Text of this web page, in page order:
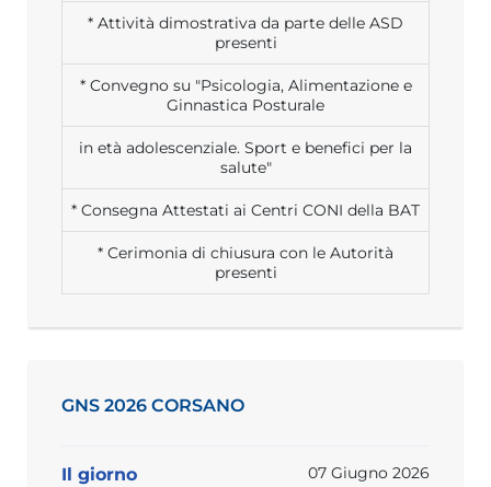
* Attività dimostrativa da parte delle ASD
presenti
* Convegno su "Psicologia, Alimentazione e
Ginnastica Posturale
in età adolescenziale. Sport e benefici per la
salute"
* Consegna Attestati ai Centri CONI della BAT
* Cerimonia di chiusura con le Autorità
presenti
GNS 2026 CORSANO
Il giorno 07 Giugno 2026